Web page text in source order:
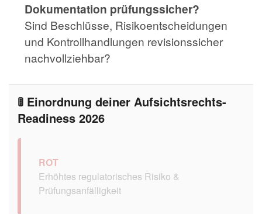
Dokumentation prüfungssicher?
Sind Beschlüsse, Risikoentscheidungen
und Kontrollhandlungen revisionssicher
nachvollziehbar?
🚦 Einordnung deiner Aufsichtsrechts-
Readiness 2026
ROT
Erhöhtes regulatorisches Risiko &
Prüfungsanfälligkeit